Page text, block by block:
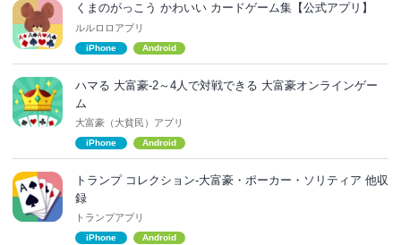
くまのがっこう かわいい カードゲーム集【公式アプリ】
ルルロロアプリ
iPhone Android
ハマる 大富豪-2～4人で対戦できる 大富豪オンラインゲー
ム
大富豪（大貧民）アプリ
iPhone Android
トランプ コレクション-大富豪・ポーカー・ソリティア 他収
録
トランプアプリ
iPhone Android